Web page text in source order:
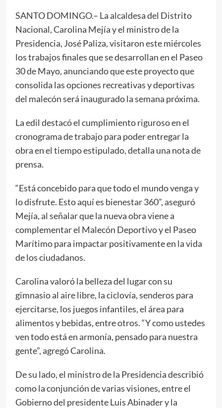
SANTO DOMINGO.– La alcaldesa del Distrito
Nacional, Carolina Mejía y el ministro de la
Presidencia, José Paliza, visitaron este miércoles
los trabajos finales que se desarrollan en el Paseo
30 de Mayo, anunciando que este proyecto que
consolida las opciones recreativas y deportivas
del malecón será inaugurado la semana próxima.
La edil destacó el cumplimiento riguroso en el
cronograma de trabajo para poder entregar la
obra en el tiempo estipulado, detalla una nota de
prensa.
“Está concebido para que todo el mundo venga y
lo disfrute. Esto aquí es bienestar 360”, aseguró
Mejía, al señalar que la nueva obra viene a
complementar el Malecón Deportivo y el Paseo
Marítimo para impactar positivamente en la vida
de los ciudadanos.
Carolina valoró la belleza del lugar con su
gimnasio al aire libre, la ciclovía, senderos para
ejercitarse, los juegos infantiles, el área para
alimentos y bebidas, entre otros. “Y como ustedes
ven todo está en armonía, pensado para nuestra
gente”, agregó Carolina.
De su lado, el ministro de la Presidencia describió
como la conjunción de varias visiones, entre el
Gobierno del presidente Luis Abinader y la